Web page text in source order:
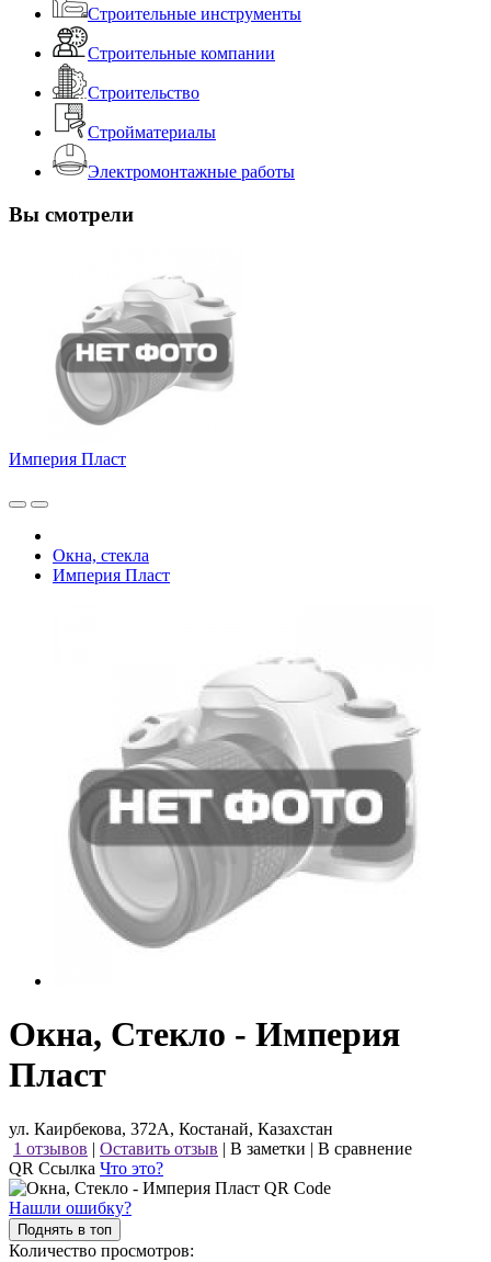
Строительные инструменты
Строительные компании
Строительство
Стройматериалы
Электромонтажные работы
Вы смотрели
Империя Пласт
Окна, стекла
Империя Пласт
Окна, Стекло - Империя
Пласт
ул. Каирбекова, 372А, Костанай, Казахстан
1 отзывов | Оставить отзыв | В заметки | В сравнение
QR Ссылка Что это?
Нашли ошибку?
Поднять в топ
Количество просмотров: